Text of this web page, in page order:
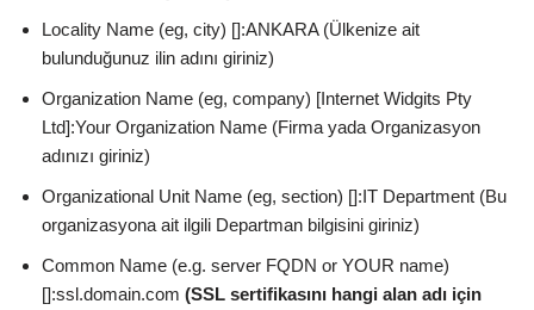
Locality Name (eg, city) []:ANKARA (Ülkenize ait
bulunduğunuz ilin adını giriniz)
Organization Name (eg, company) [Internet Widgits Pty
Ltd]:Your Organization Name (Firma yada Organizasyon
adınızı giriniz)
Organizational Unit Name (eg, section) []:IT Department (Bu
organizasyona ait ilgili Departman bilgisini giriniz)
Common Name (e.g. server FQDN or YOUR name)
[]:ssl.domain.com (SSL sertifikasını hangi alan adı için